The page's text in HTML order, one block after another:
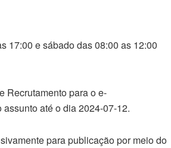
17:00 e sábado das 08:00 as 12:00
Recrutamento para o e-
até o dia 2024-07-12.
para publicação por meio do